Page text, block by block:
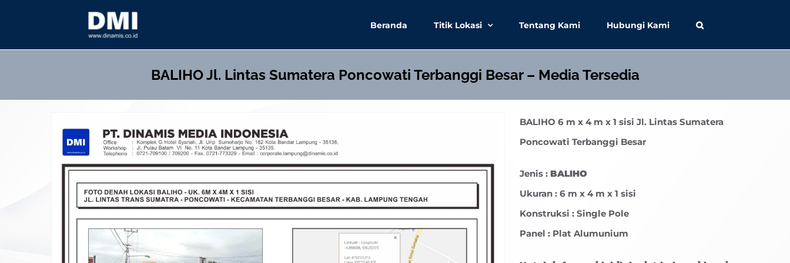
content
Beranda Titik Lokasi Tentang Kami Hubungi Kami
BALIHOJl. Lintas Sumatera Poncowati Terbanggi Besar – Media Tersedia
BALIHO 6 m x 4 m x 1 sisi Jl. Lintas Sumatera
Poncowati Terbanggi Besar
Jenis : BALIHO
Ukuran : 6 m x 4 m x 1 sisi
Konstruksi : Single Pole
Panel : Plat Alumunium